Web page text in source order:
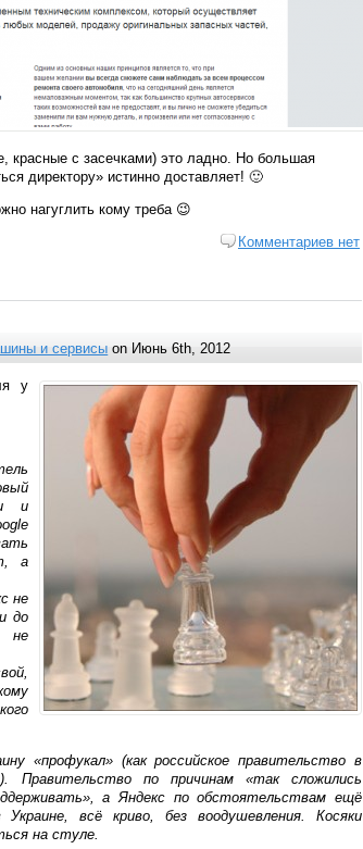
красные с засечками) это ладно. Но большая
директору» истинно доставляет! 🙂
нагуглить кому треба 😉
Комментариев нет
и сервисы on Июнь 6th, 2012
у
и
а
не
до
не
«профукал» (как российское правительство в
Правительство по причинам «так сложились
а Яндекс по обстоятельствам ещё
всё криво, без воодушевления. Косяки
на стуле.